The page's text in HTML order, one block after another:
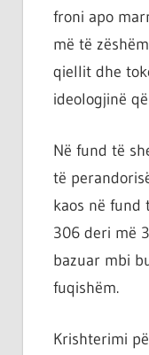
froni apo
më të
qiellit dhe
ideologjinë
Në fund të
të
kaos në fund
306 deri më
bazuar mbi
fuqishëm.
Krishterimi